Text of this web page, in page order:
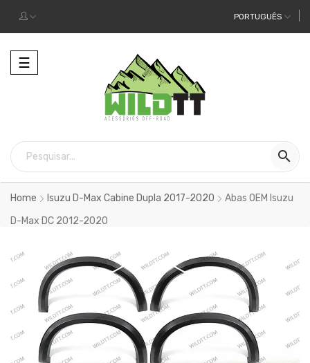
PORTUGUÊS
Alternar
a
☰

Home Isuzu D-Max Cabine Dupla 2017-2020
Abas OEM Isuzu
D-Max DC 2012-2020